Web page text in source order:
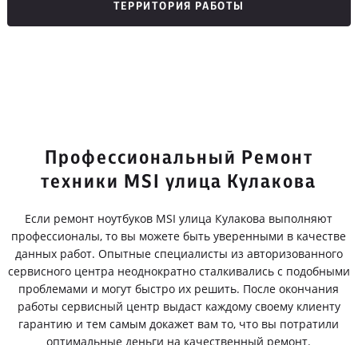
ТЕРРИТОРИЯ РАБОТЫ
Профессиональный Ремонт
техники MSI улица Кулакова
Если ремонт ноутбуков MSI улица Кулакова выполняют
профессионалы, то вы можете быть уверенными в качестве
данных работ. Опытные специалисты из авторизованного
сервисного центра неоднократно сталкивались с подобными
проблемами и могут быстро их решить. После окончания
работы сервисный центр выдаст каждому своему клиенту
гарантию и тем самым докажет вам то, что вы потратили
оптимальные деньги на качественный ремонт.